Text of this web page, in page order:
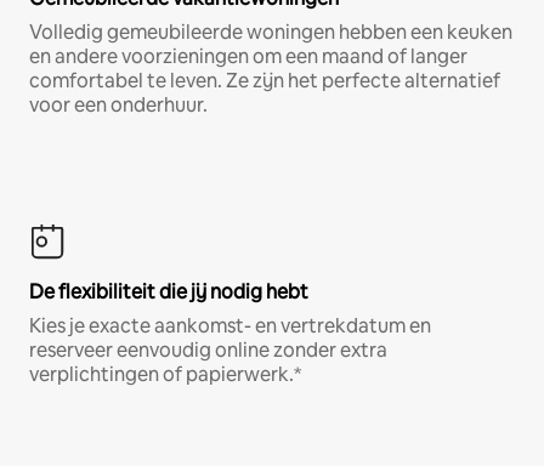
Volledig gemeubileerde woningen hebben een keuken
en andere voorzieningen om een maand of langer
comfortabel te leven. Ze zijn het perfecte alternatief
voor een onderhuur.
De flexibiliteit die jij nodig hebt
Kies je exacte aankomst- en vertrekdatum en
reserveer eenvoudig online zonder extra
verplichtingen of papierwerk.*